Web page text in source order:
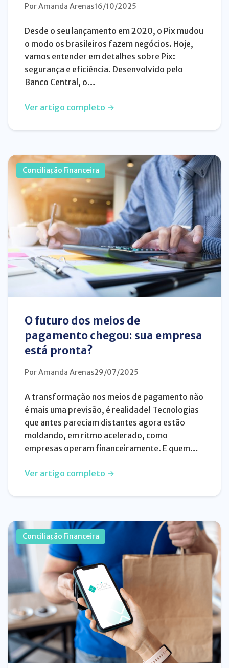
Por Amanda Arenas16/10/2025
Desde o seu lançamento em 2020, o Pix mudou
o modo os brasileiros fazem negócios. Hoje,
vamos entender em detalhes sobre Pix:
segurança e eficiência. Desenvolvido pelo
Banco Central, o…
Ver artigo completo →
Conciliação Financeira
O futuro dos meios de
pagamento chegou: sua empresa
está pronta?
Por Amanda Arenas29/07/2025
A transformação nos meios de pagamento não
é mais uma previsão, é realidade! Tecnologias
que antes pareciam distantes agora estão
moldando, em ritmo acelerado, como
empresas operam financeiramente. E quem…
Ver artigo completo →
Conciliação Financeira